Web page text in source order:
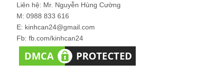
Liên hệ: Mr. Nguyễn Hùng Cường
M: 0988 833 616
E: kinhcan24@gmail.com
Fb: fb.com/kinhcan24